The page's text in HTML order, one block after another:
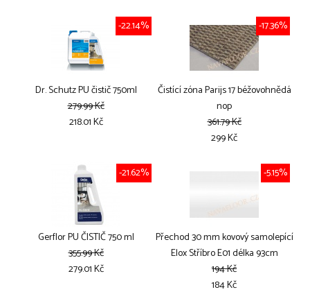
Dr. Schutz PU čistič 750ml
-22.14%
279.99 Kč
218.01 Kč
Čistící zóna Parijs 17 béžovohnědá
nop
-17.36%
361.79 Kč
299 Kč
Gerflor PU ČISTIČ 750 ml
-21.62%
355.99 Kč
279.01 Kč
Přechod 30 mm kovový samolepící
Elox Stříbro E01 délka 93cm
-5.15%
194 Kč
184 Kč